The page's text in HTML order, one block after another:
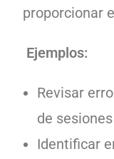
proporcionar
Ejemplos:
Revisar
de
Identificar